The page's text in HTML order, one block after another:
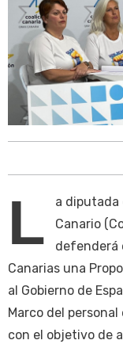
L
a diputada
Canario
defenderá
Canarias una
al Gobierno de
Marco del
con el objetivo de